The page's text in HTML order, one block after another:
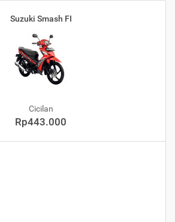
Suzuki Smash FI
Cicilan
Rp443.000